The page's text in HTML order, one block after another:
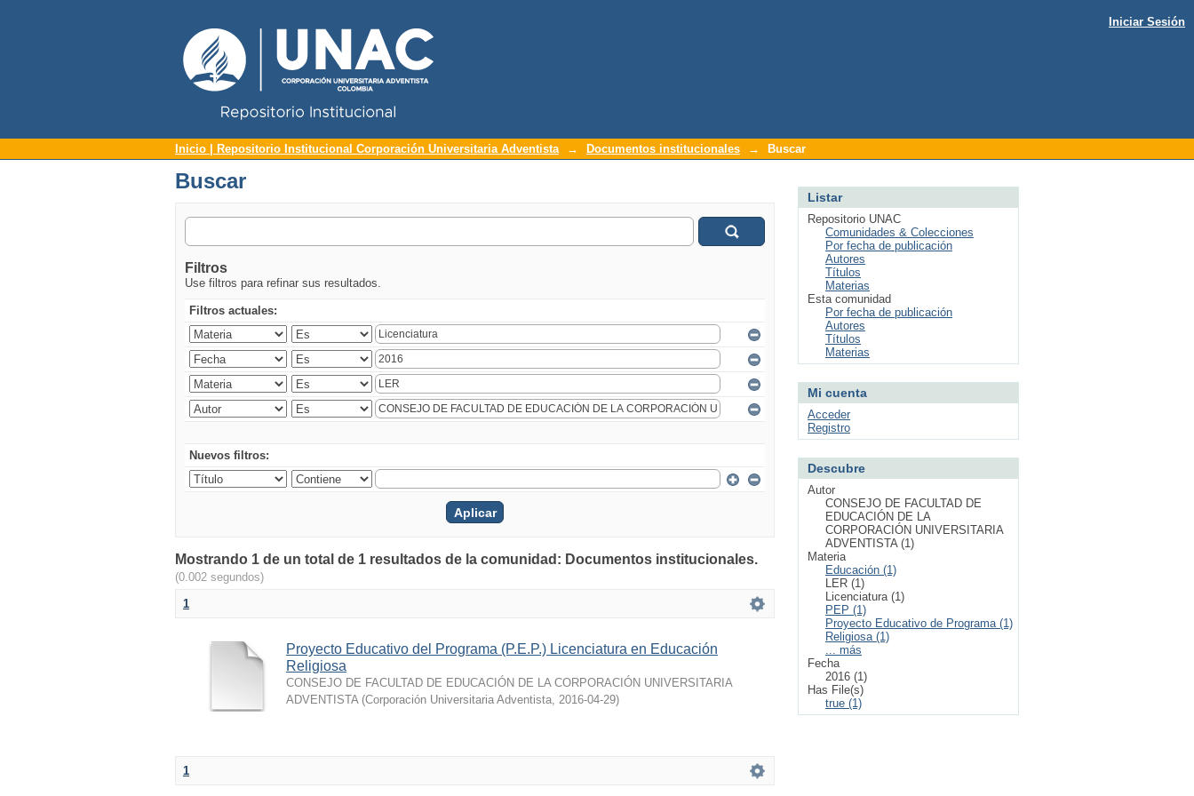
Buscar
Iniciar Sesión
Inicio | Repositorio Institucional Corporación Universitaria Adventista → Documentos institucionales → Buscar
Buscar
Filtros
Use filtros para refinar sus resultados.
Filtros actuales:
Nuevos filtros:
Mostrando 1 de un total de 1 resultados de la comunidad: Documentos institucionales.
(0.002 segundos)
1
Proyecto Educativo del Programa (P.E.P.) Licenciatura en Educación
Religiosa
CONSEJO DE FACULTAD DE EDUCACIÓN DE LA CORPORACIÓN UNIVERSITARIA
ADVENTISTA (Corporación Universitaria Adventista, 2016-04-29)
1
Listar
Repositorio UNAC
Comunidades & Colecciones
Por fecha de publicación
Autores
Títulos
Materias
Esta comunidad
Por fecha de publicación
Autores
Títulos
Materias
Mi cuenta
Acceder
Registro
Descubre
Autor
CONSEJO DE FACULTAD DE
EDUCACIÓN DE LA
CORPORACIÓN UNIVERSITARIA
ADVENTISTA (1)
Materia
Educación (1)
LER (1)
Licenciatura (1)
PEP (1)
Proyecto Educativo de Programa (1)
Religiosa (1)
... más
Fecha
2016 (1)
Has File(s)
true (1)